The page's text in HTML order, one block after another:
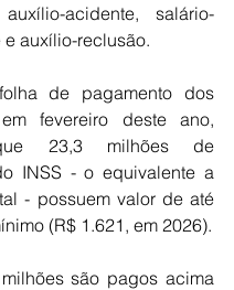
acidente, salário-
auxílio-reclusão.
de pagamento dos
fevereiro deste ano,
23,3 milhões de
INSS - o equivalente a
- possuem valor de até
(R$ 1.621, em 2026).
são pagos acima